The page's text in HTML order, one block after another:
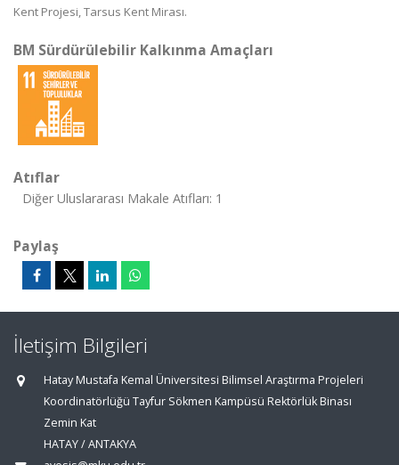
Kent Projesi, Tarsus Kent Mirası.
BM Sürdürülebilir Kalkınma Amaçları
Atıflar
Diğer Uluslararası Makale Atıfları: 1
Paylaş
İletişim Bilgileri
Hatay Mustafa Kemal Üniversitesi Bilimsel Araştırma Projeleri
Koordinatörlüğü Tayfur Sökmen Kampüsü Rektörlük Binası
Zemin Kat
HATAY / ANTAKYA